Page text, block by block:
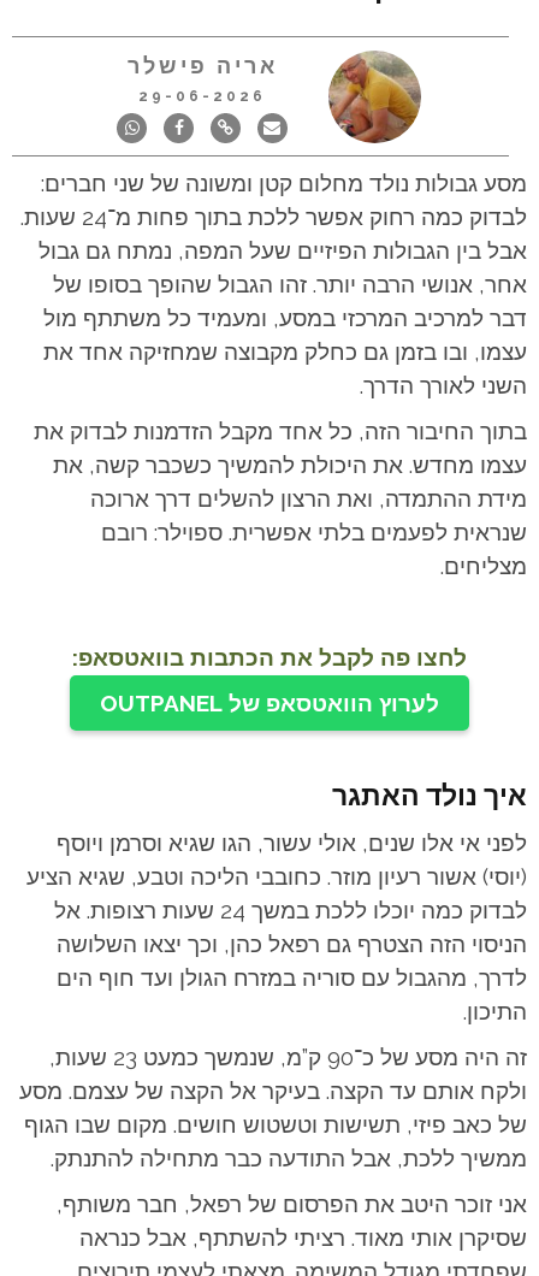
אריה פישלר
29-06-2026
מסע גבולות נולד מחלום קטן ומשונה של שני חברים:
לבדוק כמה רחוק אפשר ללכת בתוך פחות מ־24 שעות.
אבל בין הגבולות הפיזיים שעל המפה, נמתח גם גבול
אחר, אנושי הרבה יותר. זהו הגבול שהופך בסופו של
דבר למרכיב המרכזי במסע, ומעמיד כל משתתף מול
עצמו, ובו בזמן גם כחלק מקבוצה שמחזיקה אחד את
השני לאורך הדרך.
בתוך החיבור הזה, כל אחד מקבל הזדמנות לבדוק את
עצמו מחדש. את היכולת להמשיך כשכבר קשה, את
מידת ההתמדה, ואת הרצון להשלים דרך ארוכה
שנראית לפעמים בלתי אפשרית. ספוילר: רובם
מצליחים.
לחצו פה לקבל את הכתבות בוואטסאפ:
לערוץ הוואטסאפ של OUTPANEL
איך נולד האתגר
לפני אי אלו שנים, אולי עשור, הגו שגיא וסרמן ויוסף
(יוסי) אשור רעיון מוזר. כחובבי הליכה וטבע, שגיא הציע
לבדוק כמה יוכלו ללכת במשך 24 שעות רצופות. אל
הניסוי הזה הצטרף גם רפאל כהן, וכך יצאו השלושה
לדרך, מהגבול עם סוריה במזרח הגולן ועד חוף הים
התיכון.
זה היה מסע של כ־90 ק”מ, שנמשך כמעט 23 שעות,
ולקח אותם עד הקצה. בעיקר אל הקצה של עצמם. מסע
של כאב פיזי, תשישות וטשטוש חושים. מקום שבו הגוף
ממשיך ללכת, אבל התודעה כבר מתחילה להתנתק.
אני זוכר היטב את הפרסום של רפאל, חבר משותף,
שסיקרן אותי מאוד. רציתי להשתתף, אבל כנראה